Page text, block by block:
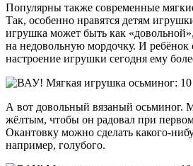
Популярны также современные
Так, особенно нравятся детям
игрушка может быть как
на недовольную мордочку. И ребёнок
настроение игрушки сегодня ему
А вот довольный вязаный осьминог.
жёлтым, чтобы он радовал при
Окантовку можно сделать какого-
например, голубого.